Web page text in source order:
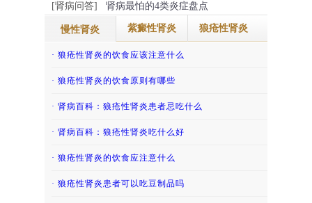
[肾病问答]
肾病最怕的4类炎症盘点
慢性肾炎 紫癜性肾炎 狼疮性肾炎
· 慢性肾脏病患者通常需要警惕高钾血症
· 肾炎患者如何避免患上尿毒症呢？
· 慢性肾小球肾炎能根治吗？
· 哪些慢性肾炎患者不宜怀孕？
· 慢性肾炎患者能吃豆类食品吗？
· 慢性肾炎患者能吃牛肉吗
· 得了过敏性紫癜肾炎的话那怎么治疗
· 吃香椿致老人紫癜肾炎复发，还有哪些“发...
· 吃冬瓜缓解儿童紫癜性肾炎
· 紫癜性肾炎患者怀孕后会影响病情吗？
· 肾病百科：紫癜肾炎患者哪些不能吃
· 儿童过敏性紫癜肾炎的调养护理
· 狼疮性肾炎的饮食应该注意什么
· 狼疮性肾炎的饮食原则有哪些
· 肾病百科：狼疮性肾炎患者忌吃什么
· 肾病百科：狼疮性肾炎吃什么好
· 狼疮性肾炎的饮食应注意什么
· 狼疮性肾炎患者可以吃豆制品吗